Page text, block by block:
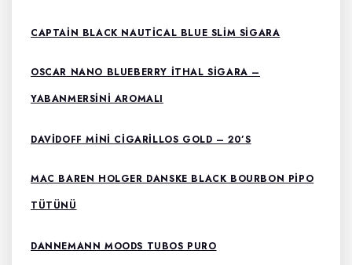
CAPTAIN BLACK NAUTICAL BLUE SLIM SIGARA
OSCAR NANO BLUEBERRY ITHAL SIGARA –
YABANMERSINI AROMALI
DAVIDOFF MINI CIGARILLOS GOLD – 20’S
MAC BAREN HOLGER DANSKE BLACK BOURBON PIPO
TÜTÜNÜ
DANNEMANN MOODS TUBOS PURO